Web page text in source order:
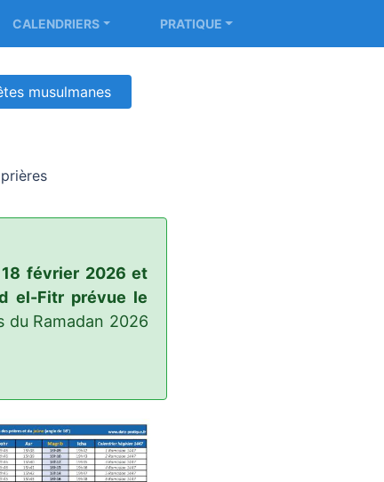
CALENDRIERS PRATIQUE
musulmanes
février 2026 et
el-Fitr prévue le
du Ramadan 2026